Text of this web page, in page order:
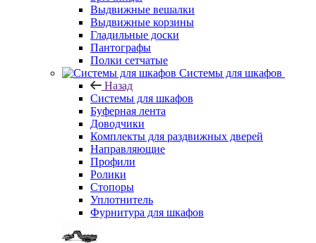
Выдвижные вешалки
Выдвижные корзины
Гладильные доски
Пантографы
Полки сетчатые
Системы для шкафов
Назад
Системы для шкафов
Буферная лента
Доводчики
Комплекты для раздвижных дверей
Направляющие
Профили
Ролики
Стопоры
Уплотнитель
Фурнитура для шкафов